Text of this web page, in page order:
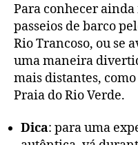
Para conhecer
passeios de barco
Rio Trancoso, ou se
uma maneira
mais distantes,
Praia do Rio Verde.
Dica: para uma